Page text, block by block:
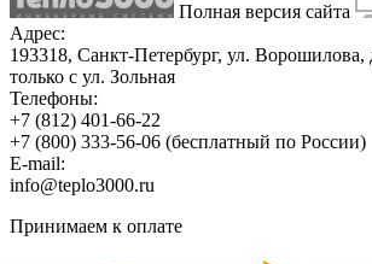
Полная версия сайта
Адрес:
193318, Санкт-Петербург, ул. Ворошилова,
только с ул. Зольная
Телефоны:
+7 (812) 401-66-22
+7 (800) 333-56-06 (бесплатный по России)
E-mail:
info@teplo3000.ru
Принимаем к оплате